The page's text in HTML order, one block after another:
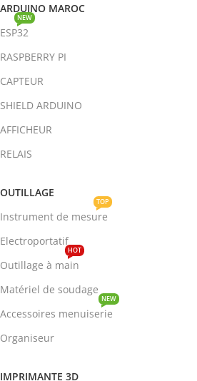
ARDUINO MAROC
ESP32
NEW
RASPBERRY PI
CAPTEUR
SHIELD ARDUINO
AFFICHEUR
RELAIS
OUTILLAGE
Instrument de mesure
TOP
Electroportatif
Outillage à main
HOT
Matériel de soudage
Accessoires menuiserie
NEW
Organiseur
IMPRIMANTE 3D